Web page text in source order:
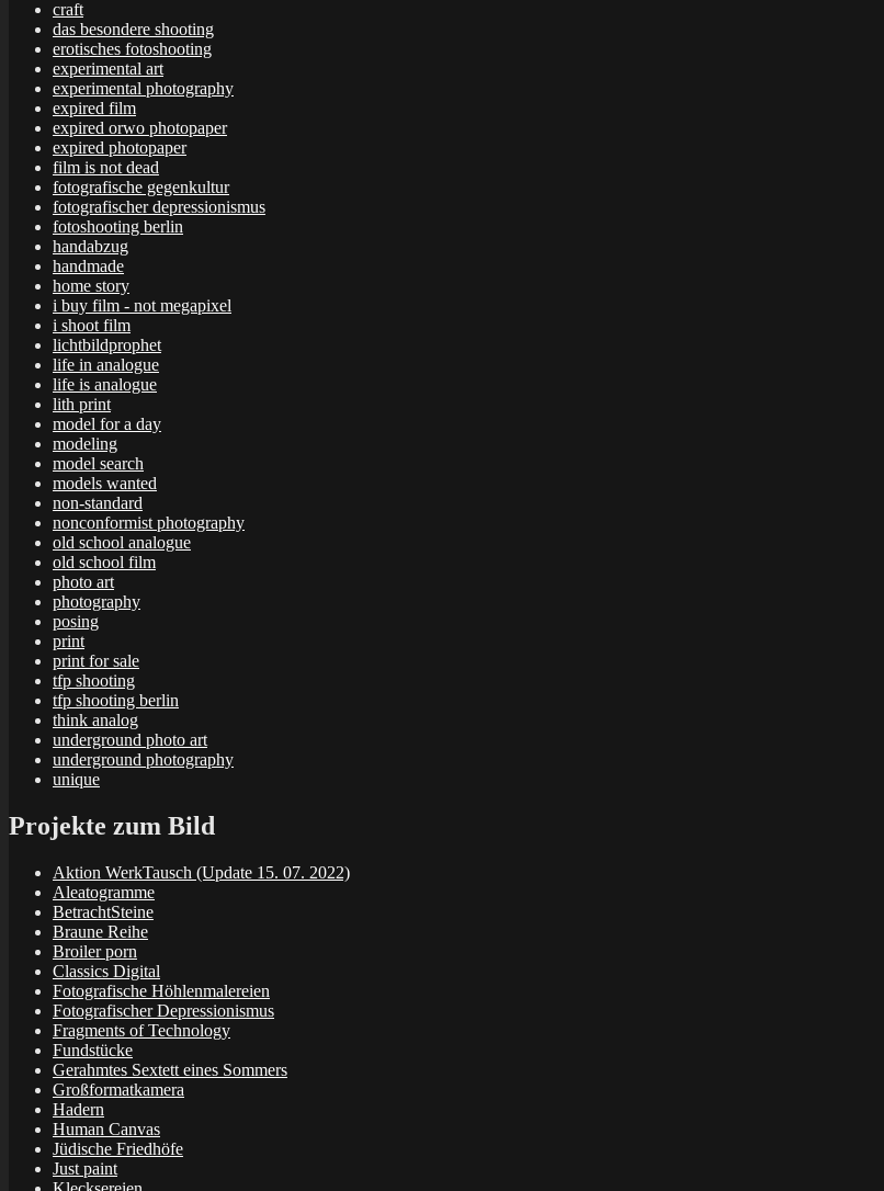
craft
das besondere shooting
erotisches fotoshooting
experimental art
experimental photography
expired film
expired orwo photopaper
expired photopaper
film is not dead
fotografische gegenkultur
fotografischer depressionismus
fotoshooting berlin
handabzug
handmade
home story
i buy film - not megapixel
i shoot film
lichtbildprophet
life in analogue
life is analogue
lith print
model for a day
modeling
model search
models wanted
non-standard
nonconformist photography
old school analogue
old school film
photo art
photography
posing
print
print for sale
tfp shooting
tfp shooting berlin
think analog
underground photo art
underground photography
unique
Projekte zum Bild
Aktion WerkTausch (Update 15. 07. 2022)
Aleatogramme
BetrachtSteine
Braune Reihe
Broiler porn
Classics Digital
Fotografische Höhlenmalereien
Fotografischer Depressionismus
Fragments of Technology
Fundstücke
Gerahmtes Sextett eines Sommers
Großformatkamera
Hadern
Human Canvas
Jüdische Friedhöfe
Just paint